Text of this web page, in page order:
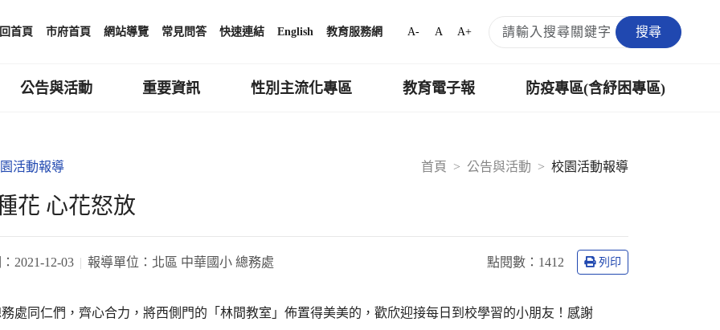
回首頁 市府首頁 網站導覽 常見問答 快速連結 English 教育服務網 A- A A+ 搜尋
公告與活動 重要資訊 性別主流化專區 教育電子報 防疫專區(含紓困專區)
首頁 公告與活動 校園活動報導
活動報導
花 心花怒放
2021-12-03 報導單位： 北區 中華國小 總務處 點閱數： 1412 列印
處同仁們，齊心合力，將西側門的「林間教室」佈置得美美的，歡欣迎接每日到校學習的小朋友！感謝